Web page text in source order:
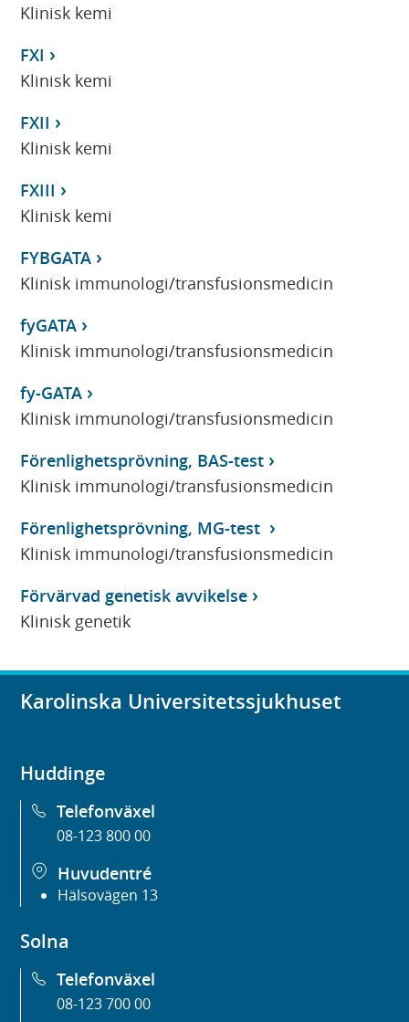
Klinisk kemi
FXI
Klinisk kemi
FXII
Klinisk kemi
FXIII
Klinisk kemi
FYBGATA
Klinisk immunologi/transfusionsmedicin
fyGATA
Klinisk immunologi/transfusionsmedicin
fy-GATA
Klinisk immunologi/transfusionsmedicin
Förenlighetsprövning, BAS-test
Klinisk immunologi/transfusionsmedicin
Förenlighetsprövning, MG-test
Klinisk immunologi/transfusionsmedicin
Förvärvad genetisk avvikelse
Klinisk genetik
Karolinska Universitetssjukhuset
Huddinge
Telefonväxel
08-123 800 00
Huvudentré
Hälsovägen 13
Solna
Telefonväxel
08-123 700 00